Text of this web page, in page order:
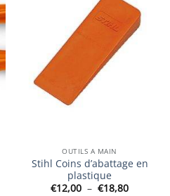
Ajouter
à la
wishlist
OUTILS A MAIN
Stihl Coins d’abattage en
plastique
€12,00 – €18,80Plage